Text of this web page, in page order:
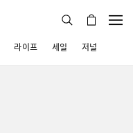
라이프 세일 저널